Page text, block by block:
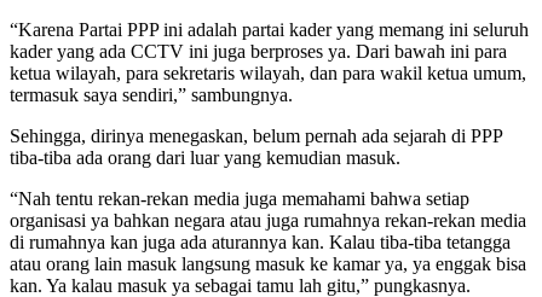
“Karena Partai PPP ini adalah partai kader yang memang ini seluruh
kader yang ada CCTV ini juga berproses ya. Dari bawah ini para
ketua wilayah, para sekretaris wilayah, dan para wakil ketua umum,
termasuk saya sendiri,” sambungnya.
Sehingga, dirinya menegaskan, belum pernah ada sejarah di PPP
tiba-tiba ada orang dari luar yang kemudian masuk.
“Nah tentu rekan-rekan media juga memahami bahwa setiap
organisasi ya bahkan negara atau juga rumahnya rekan-rekan media
di rumahnya kan juga ada aturannya kan. Kalau tiba-tiba tetangga
atau orang lain masuk langsung masuk ke kamar ya, ya enggak bisa
kan. Ya kalau masuk ya sebagai tamu lah gitu,” pungkasnya.